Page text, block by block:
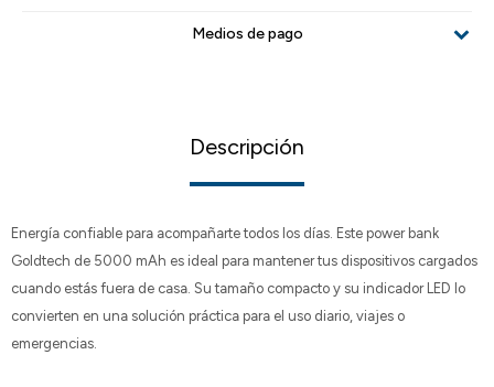
Medios de pago
Descripción
Energía confiable para acompañarte todos los días. Este power bank
Goldtech de 5000 mAh es ideal para mantener tus dispositivos cargados
cuando estás fuera de casa. Su tamaño compacto y su indicador LED lo
convierten en una solución práctica para el uso diario, viajes o
emergencias.